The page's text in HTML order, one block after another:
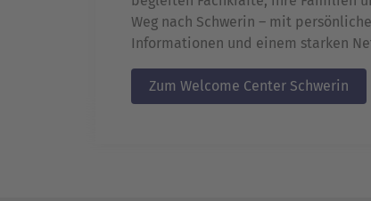
Weg nach Schwerin – mit
Informationen und einem starken
Zum Welcome Center Schwerin